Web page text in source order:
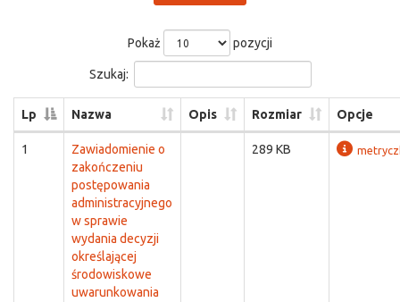
Pokaż pozycji
Szukaj:
Lp Nazwa Opis Rozmiar Opcje
1
Zawiadomienie o
zakończeniu
postępowania
administracyjnego
w sprawie
wydania decyzji
określającej
środowiskowe
uwarunkowania
289 KB